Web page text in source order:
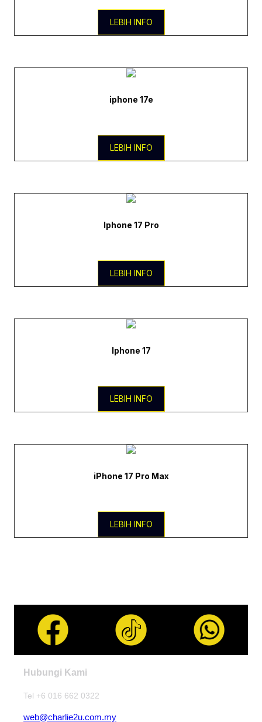
LEBIH INFO
iphone 17e
LEBIH INFO
Iphone 17 Pro
LEBIH INFO
Iphone 17
LEBIH INFO
iPhone 17 Pro Max
LEBIH INFO
Hubungi Kami
Tel +6 016 662 0322
web@charlie2u.com.my